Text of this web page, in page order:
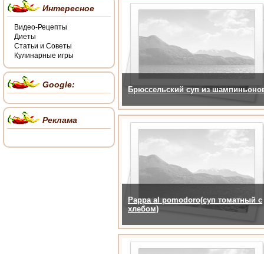
Брюссельский суп из
Pappa al pomodoro(суп томатный с
хлебом)
Интересное
Видео-Рецепты
Диеты
Статьи и Советы
Кулинарные игры
Google:
Реклама